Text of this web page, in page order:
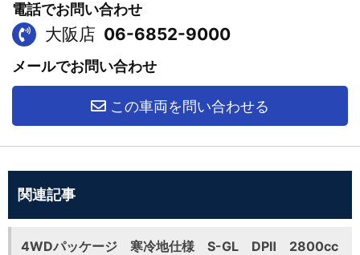
電話でお問い合わせ
大阪店 06-6852-9000
メールでお問い合わせ
この車両を問い合わせる
関連記事
4WDパッケージ 寒冷地仕様 S-GL DPⅡ 2800cc